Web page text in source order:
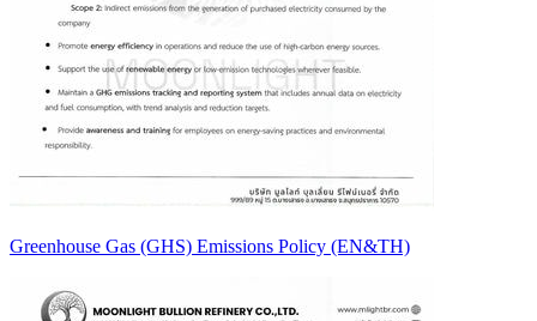
Greenhouse Gas (GHS) Emissions Policy (EN&TH)